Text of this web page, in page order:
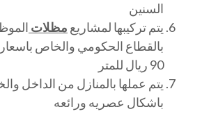
السنين
يتم تركيبها لمشاريع مظلات
بالقطاع الحكومي والخاص
90 ريال للمتر
يتم عملها بالمنازل من الداخل
باشكال عصريه ورائعه